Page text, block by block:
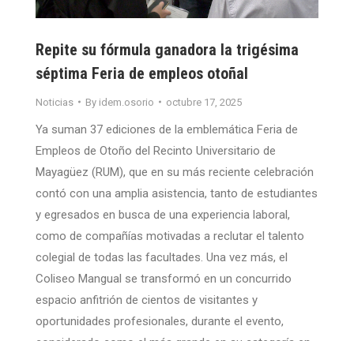
Repite su fórmula ganadora la trigésima
séptima Feria de empleos otoñal
Noticias By idem.osorio octubre 17, 2025
Ya suman 37 ediciones de la emblemática Feria de
Empleos de Otoño del Recinto Universitario de
Mayagüez (RUM), que en su más reciente celebración
contó con una amplia asistencia, tanto de estudiantes
y egresados en busca de una experiencia laboral,
como de compañías motivadas a reclutar el talento
colegial de todas las facultades. Una vez más, el
Coliseo Mangual se transformó en un concurrido
espacio anfitrión de cientos de visitantes y
oportunidades profesionales, durante el evento,